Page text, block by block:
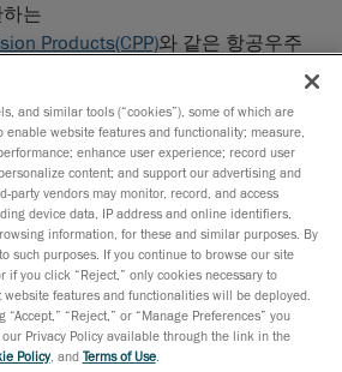
는
Products(CPP)와 같은 항공우주
는 많지 않았습니다.
수행하기 위해 비효율적인 기존
전문가에게 의존해야 했습니다.
고성능 자동화 품질 관리와는 거
에 찾아온 전환점
and similar tools (“cookies”), some of which are
enable website features and functionality; measure,
enhance user experience; record user
content; and support our advertising and
party vendors may monitor, record, and access
device data, IP address and online identifiers,
information, for these and similar purposes. By
such purposes. If you continue to browse our site
if you click “Reject,” only cookies necessary to
features and functionalities will be deployed.
“Reject,” or “Manage Preferences” you
Privacy Policy available through the link in the
Policy, and Terms of Use.